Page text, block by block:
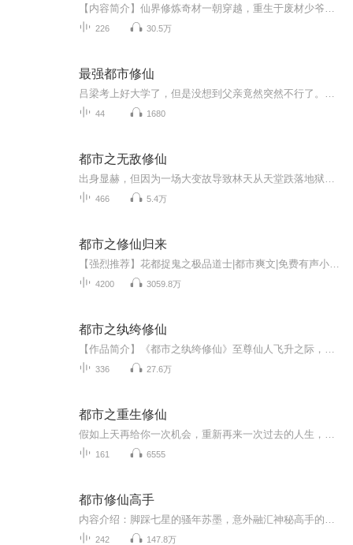
226 30.5万
最强都市修仙
44 1680
都市之无敌修仙
466 5.4万
都市之修仙归来
4200 3059.8万
都市之纨绔修仙
336 27.6万
都市之重生修仙
161 6555
都市修仙高手
242 147.8万